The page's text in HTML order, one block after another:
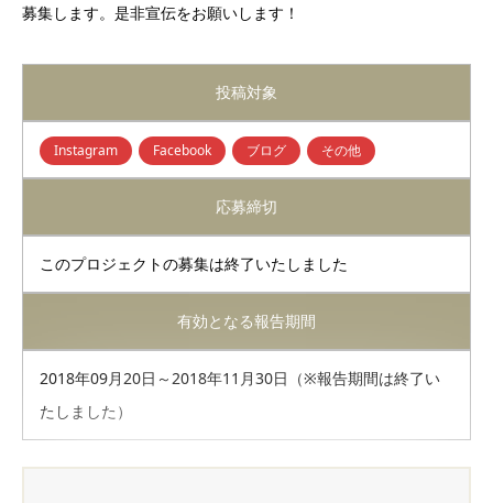
募集します。是非宣伝をお願いします！
投稿対象
Instagram Facebook ブログ その他
応募締切
このプロジェクトの募集は終了いたしました
有効となる報告期間
2018年09月20日～2018年11月30日（※報告期間は終了い
たしました）